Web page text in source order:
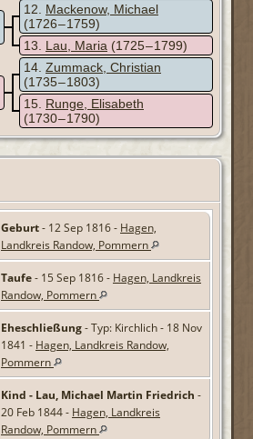
12
Mackenow, Michael
(1726 – 1759)
13
Lau, Maria (1725 – 1799)
14 Zummack, Christian
(1735 – 1803)
15 Runge, Elisabeth
(1730 – 1790)
Geburt- 12 Sep 1816 - Hagen,
Landkreis Randow, Pommern
Taufe- 15 Sep 1816 - Hagen, Landkreis
Randow, Pommern
Eheschließung- Typ: Kirchlich - 18 Nov
1841 - Hagen, Landkreis Randow,
Pommern
Kind - Lau, Michael Martin Friedrich -
20 Feb 1844 - Hagen, Landkreis
Randow, Pommern